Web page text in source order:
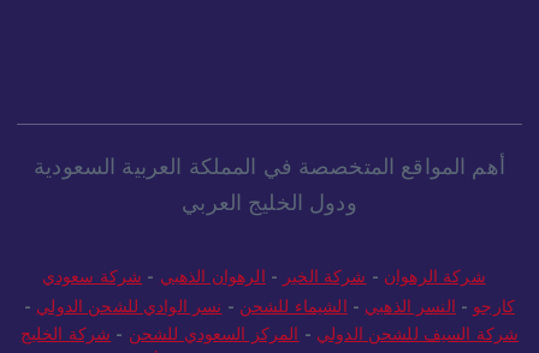
أهم المواقع المتخصصة في المملكة العربية السعودية
ودول الخليج العربي
شركة الرهوان - شركة الخير - الرهوان الذهبي - شركة سعودي
كارجو - النسر الذهبي - الشيماء للشحن - نسر الوادي للشحن الدولي -
شركة السيف للشحن الدولي - المركز السعودي للشحن - شركة الخليج